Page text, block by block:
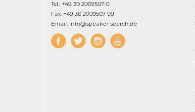
Tel.: +49 30 2009507-0
Fax: +49 30 2009507-99
Email: info@speaker-search.de